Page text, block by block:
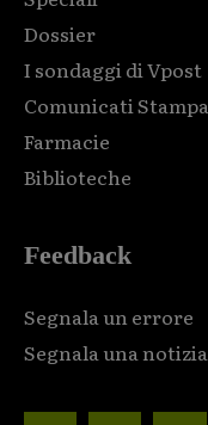
Dossier
I sondaggi di Vpost
Comunicati Stampa
Farmacie
Biblioteche
Feedback
Segnala un errore
Segnala una notizia